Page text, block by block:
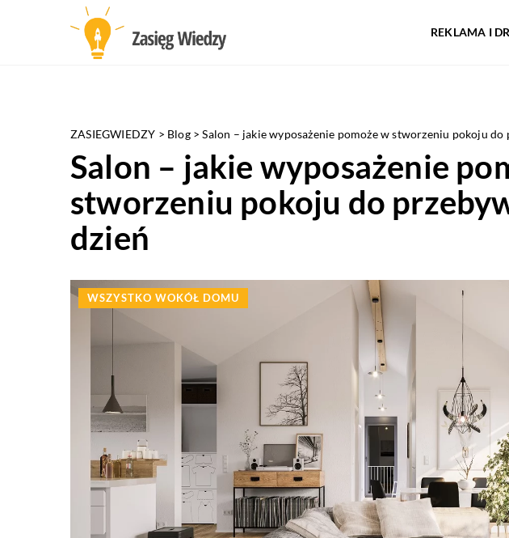
REKLAMA I
ZASIEGWIEDZY > Blog>Salon – jakie wyposażenie pomoże w stworzeniu pokoju do
Salon – jakie wyposażenie
stworzeniu pokoju do
dzień
WSZYSTKO WOKÓŁ DOMU